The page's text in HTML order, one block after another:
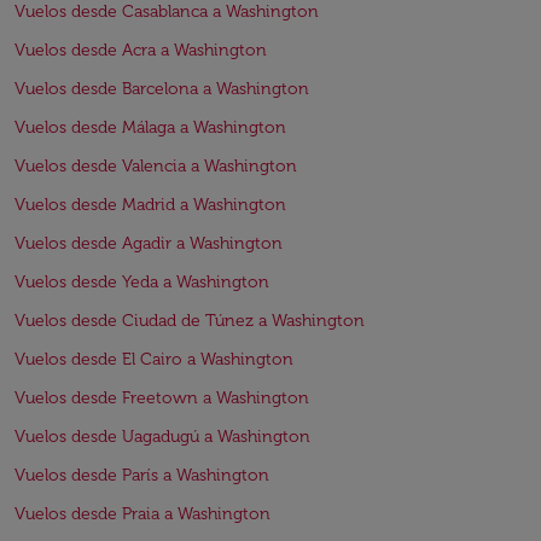
Vuelos desde Casablanca a Washington
Vuelos desde Acra a Washington
Vuelos desde Barcelona a Washington
Vuelos desde Málaga a Washington
Vuelos desde Valencia a Washington
Vuelos desde Madrid a Washington
Vuelos desde Agadir a Washington
Vuelos desde Yeda a Washington
Vuelos desde Ciudad de Túnez a Washington
Vuelos desde El Cairo a Washington
Vuelos desde Freetown a Washington
Vuelos desde Uagadugú a Washington
Vuelos desde París a Washington
Vuelos desde Praia a Washington